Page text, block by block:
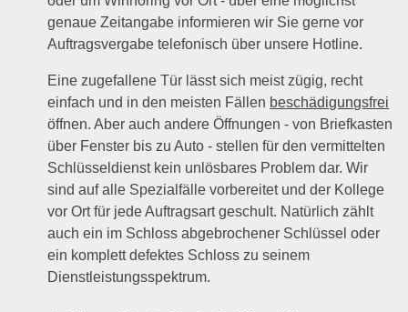
genaue Zeitangabe informieren wir Sie gerne vor
Auftragsvergabe telefonisch über unsere Hotline.
Eine zugefallene Tür lässt sich meist zügig, recht
einfach und in den meisten Fällen beschädigungsfrei
öffnen. Aber auch andere Öffnungen - von Briefkasten
über Fenster bis zu Auto - stellen für den vermittelten
Schlüsseldienst kein unlösbares Problem dar. Wir
sind auf alle Spezialfälle vorbereitet und der Kollege
vor Ort für jede Auftragsart geschult. Natürlich zählt
auch ein im Schloss abgebrochener Schlüssel oder
ein komplett defektes Schloss zu seinem
Dienstleistungsspektrum.